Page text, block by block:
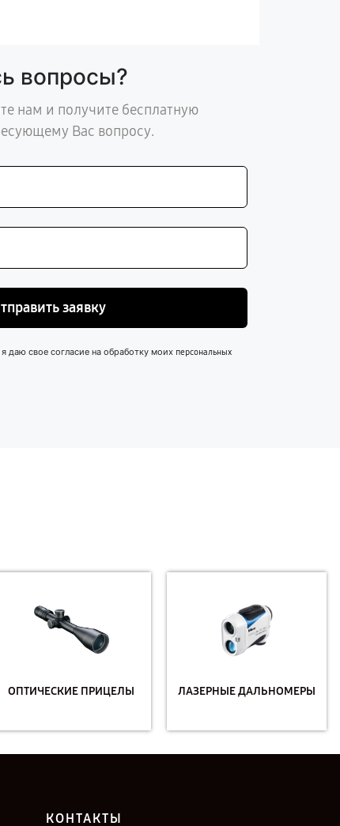
вопросы?
нам и получите бесплатную
Вас вопросу.
заявку
даю свое согласие на обработку моих персональных
ОПТИЧЕСКИЕ ПРИЦЕЛЫ ЛАЗЕРНЫЕ ДАЛЬНОМЕРЫ
КОНТАКТЫ